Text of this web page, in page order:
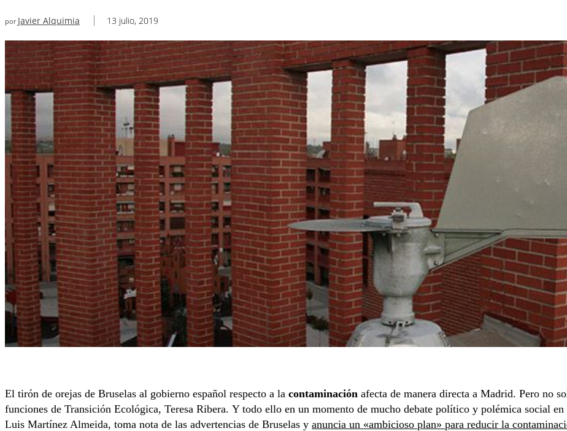
por Javier Alquimia 13 julio, 2019
El tirón de orejas de Bruselas al gobierno español respecto a la contaminación afecta de manera directa a Madrid. Pero no
funciones de Transición Ecológica, Teresa Ribera. Y todo ello en un momento de mucho debate político y polémica social
Luis Martínez Almeida, toma nota de las advertencias de Bruselas y anuncia un «ambicioso plan» para reducir la